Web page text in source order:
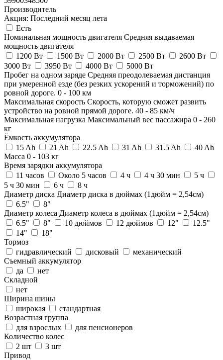
Производитель
Акция: Последний месяц лета
Есть
Номинальная мощность двигателя Средняя выдаваемая
мощность двигателя
1200 Вт
1500 Вт 2000 Вт 2500 Вт
2600 Вт
3000 Вт
3950 Вт 4000 Вт
5000 Вт
Пробег на одном заряде Средняя преодолеваемая дистанция
при умеренной езде (без резких ускорений и торможений) по
ровной дороге. 0 - 100 км
Максимальная скорость Скорость, которую сможет развить
устройство на ровной прямой дороге. 40 - 85 км/ч
Максимальная нагрузка Максимальный вес пассажира 0 - 260
кг
Ёмкость аккумулятора
15 Ah
21 Ah 22.5 Ah 31 Ah 31.5 Ah
40 Ah
Масса 0 - 103 кг
Время зарядки аккумулятора
11 часов
Около 5 часов 4 ч 4 ч 30 мин
5 ч
5 ч 30 мин
6 ч
8 ч
Диаметр диска Диаметр диска в дюймах (1дюйм = 2,54см)
6.5"
8"
Диаметр колеса Диаметр колеса в дюймах (1дюйм = 2,54см)
6.5"
8" 10 дюймов 12 дюймов 12"
12.5"
14"
18"
Тормоз
гидравлический
дисковый
механический
Съемный аккумулятор
да
нет
Складной
нет
Ширина шины
широкая
стандартная
Возрастная группа
для взрослых
для пенсионеров
Количество колес
2 шт
3 шт
Привод